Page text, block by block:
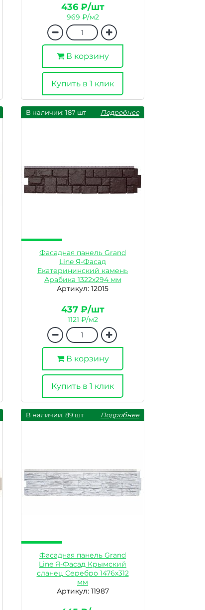
436 ₽/шт
969 ₽/м2
В корзину
Купить в 1 клик
В наличии: 187 шт Подробнее
Фасадная панель Grand
Line Я-Фасад
Екатерининский камень
Арабика 1322х294 мм
Артикул: 12015
437 ₽/шт
1121 ₽/м2
В корзину
Купить в 1 клик
В наличии: 89 шт Подробнее
Фасадная панель Grand
Line Я-Фасад Крымский
сланец Серебро 1476х312
мм
Артикул: 11987